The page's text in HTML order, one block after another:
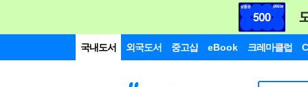
국내도서 외국도서 중고샵 eBook 크레마클럽